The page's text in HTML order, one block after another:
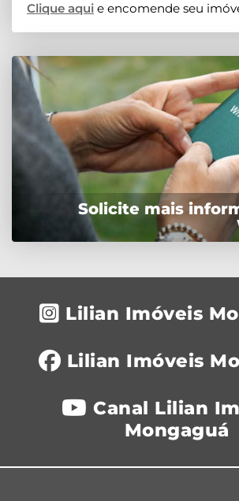
Clique aqui e encomende seu
Solicite mais
Lilian Imóveis
Lilian Imóveis
Canal Lilian
Mongaguá